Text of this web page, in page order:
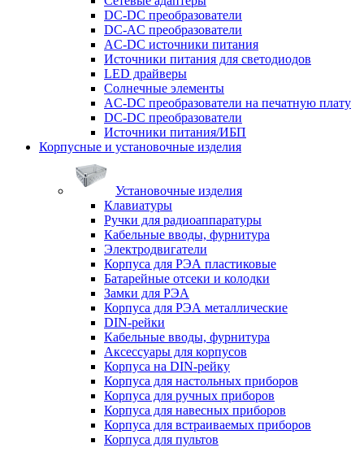
DC-DC преобразователи
DC-AC преобразователи
AC-DC источники питания
Источники питания для светодиодов
LED драйверы
Солнечные элементы
AC-DC преобразователи на печатную плату
DC-DC преобразователи
Источники питания/ИБП
Корпусные и установочные изделия
Установочные изделия
Клавиатуры
Ручки для радиоаппаратуры
Кабельные вводы, фурнитура
Электродвигатели
Корпуса для РЭА пластиковые
Батарейные отсеки и колодки
Замки для РЭА
Корпуса для РЭА металлические
DIN-рейки
Кабельные вводы, фурнитура
Аксессуары для корпусов
Корпуса на DIN-рейку
Корпуса для настольных приборов
Корпуса для ручных приборов
Корпуса для навесных приборов
Корпуса для встраиваемых приборов
Корпуса для пультов